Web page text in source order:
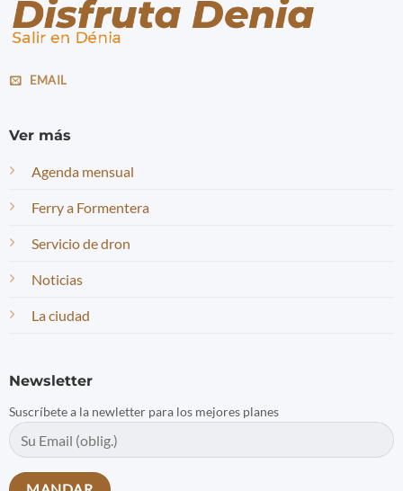
EMAIL
Ver más
Agenda mensual
Ferry a Formentera
Servicio de dron
Noticias
La ciudad
Newsletter
Suscríbete a la newletter para los mejores planes